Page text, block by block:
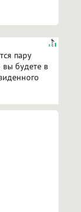
пару
вы будете в